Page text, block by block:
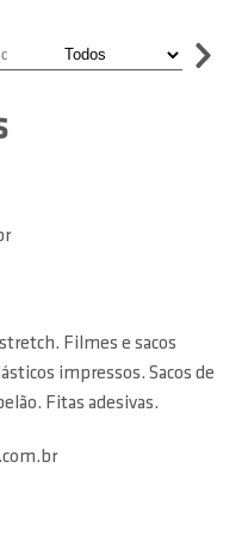
Filmes e sacos
impressos. Sacos de
Fitas adesivas.